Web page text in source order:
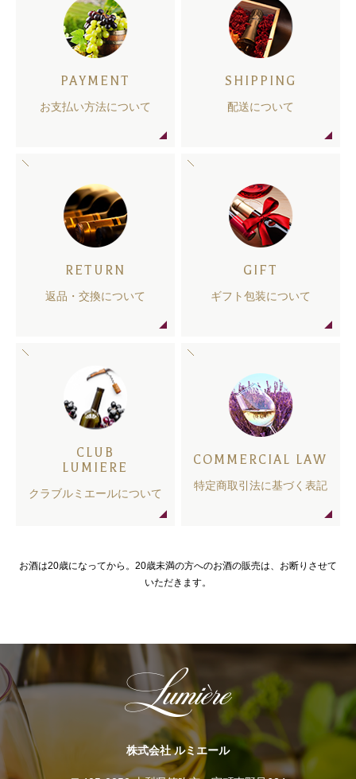
PAYMENT
お支払い方法について
SHIPPING
配送について
RETURN
返品・交換について
GIFT
ギフト包装について
CLUB
LUMIERE
クラブルミエールについて
COMMERCIAL LAW
特定商取引法に基づく表記
お酒は20歳になってから。20歳未満の方へのお酒の販売は、お断りさせて
いただきます。
株式会社 ルミエール